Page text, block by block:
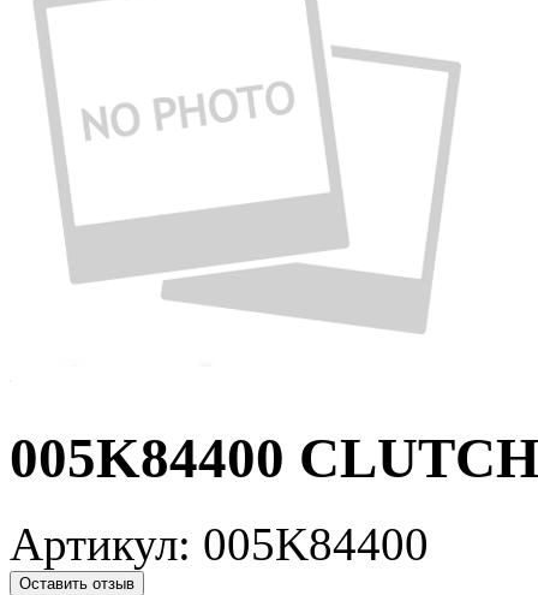
005K84400
Артикул: 005K84400
Оставить отзыв